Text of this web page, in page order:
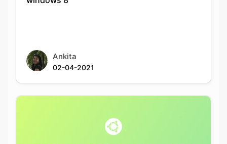
Ankita
02-04-2021